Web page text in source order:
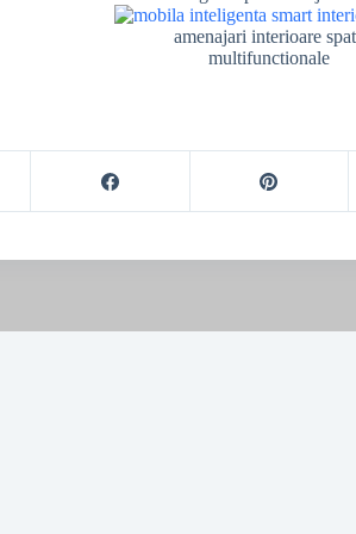
amenajari interioare
multifunctionale